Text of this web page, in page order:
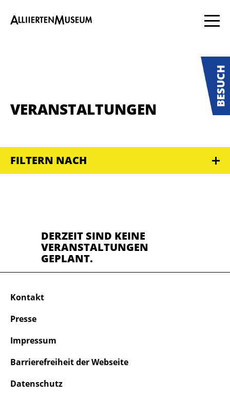
VERANSTALTUNGEN
FILTERN NACH
DERZEIT SIND KEINE
VERANSTALTUNGEN
GEPLANT.
Kontakt
Presse
Impressum
Barrierefreiheit der Webseite
Datenschutz